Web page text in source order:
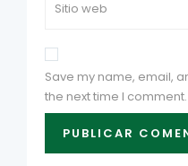
Save my name, email,
the next time I comment.